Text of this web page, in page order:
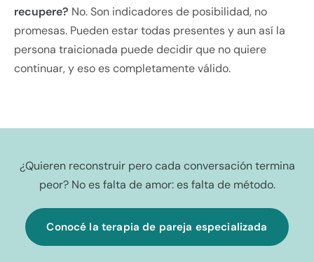
recupere? No. Son indicadores de posibilidad, no
promesas. Pueden estar todas presentes y aun así la
persona traicionada puede decidir que no quiere
continuar, y eso es completamente válido.
¿Quieren reconstruir pero cada conversación termina
peor? No es falta de amor: es falta de método.
Conocé la terapia de pareja especializada